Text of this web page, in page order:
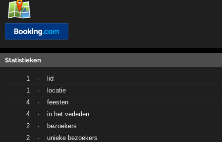
Statistieken
1 ·
lid
1
·
locatie
4
·
feesten
4
·
in het verleden
2
·
bezoekers
2
· unieke bezoekers